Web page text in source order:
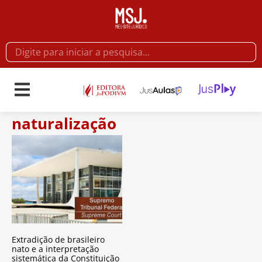
naturalização
Extradição de brasileiro
nato e a interpretação
sistemática da Constituição